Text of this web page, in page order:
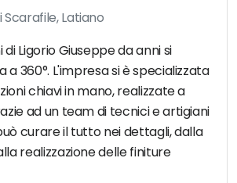
Scarafile, Latiano
Ligorio Giuseppe da anni si
a 360°. L'impresa si è specializzata
chiavi in mano, realizzate a
ad un team di tecnici e artigiani
curare il tutto nei dettagli, dalla
realizzazione delle finiture